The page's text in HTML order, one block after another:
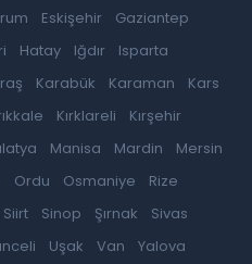
Eskişehir
Gaziantep
Hatay Iğdır
Isparta
Karabük Karaman
Kars
Kırklareli
Kırşehir
Manisa Mardin
Mersin
Ordu Osmaniye
Rize
Siirt Sinop Şırnak
Sivas
Uşak Van
Yalova